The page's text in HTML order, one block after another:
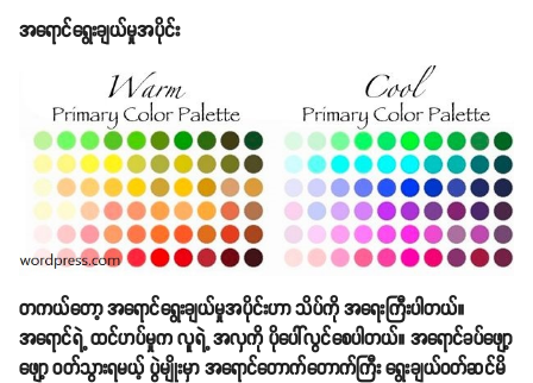
အရောင်ရွေးချယ်မှုအပိုင်း
တကယ်တော့ အရောင်ရွေးချယ်မှုအပိုင်းဟာ သိပ်ကို အရေးကြီးပါတယ်။
အရောင်ရဲ့ ထင်ဟပ်မှုက လူရဲ့ အလှကို ပိုပေါ်လွင်စေပါတယ်။ အရောင်ခပ်ဖျော့
ဖျော့ ဝတ်သွားရမယ့် ပွဲမျိုးမှာ အရောင်တောက်တောက်ကြီး ရွေးချယ်ဝတ်ဆင်မိ